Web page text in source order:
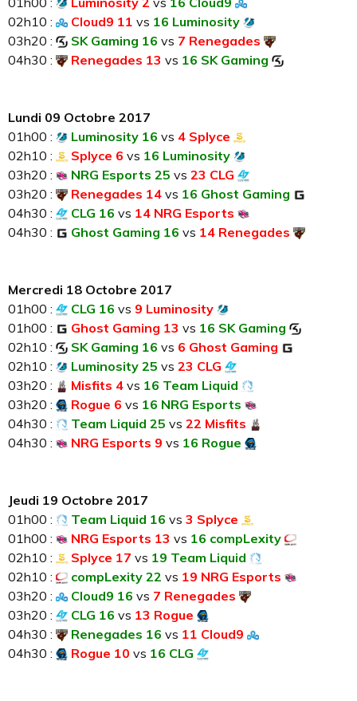
02h10 :
Cloud9 11 vs 16 Luminosity
03h20 :
SK Gaming 16 vs 7 Renegades
04h30 :
Renegades 13 vs 16 SK Gaming
Lundi 09 Octobre 2017
01h00 :
Luminosity 16 vs 4 Splyce
02h10 :
Splyce 6 vs 16 Luminosity
03h20 :
NRG Esports 25 vs 23 CLG
03h20 :
Renegades 14 vs 16 Ghost Gaming
04h30 :
CLG 16 vs 14 NRG Esports
04h30 :
Ghost Gaming 16 vs 14 Renegades
Mercredi 18 Octobre 2017
01h00 :
CLG 16 vs 9 Luminosity
01h00 :
Ghost Gaming 13 vs 16 SK Gaming
02h10 :
SK Gaming 16 vs 6 Ghost Gaming
02h10 :
Luminosity 25 vs 23 CLG
03h20 :
Misfits 4 vs 16 Team Liquid
03h20 :
Rogue 6 vs 16 NRG Esports
04h30 :
Team Liquid 25 vs 22 Misfits
04h30 :
NRG Esports 9 vs 16 Rogue
Jeudi 19 Octobre 2017
01h00 :
Team Liquid 16 vs 3 Splyce
01h00 :
NRG Esports 13 vs 16 compLexity
02h10 :
Splyce 17 vs 19 Team Liquid
02h10 :
compLexity 22 vs 19 NRG Esports
03h20 :
Cloud9 16 vs 7 Renegades
03h20 :
CLG 16 vs 13 Rogue
04h30 :
Renegades 16 vs 11 Cloud9
04h30 :
Rogue 10 vs 16 CLG